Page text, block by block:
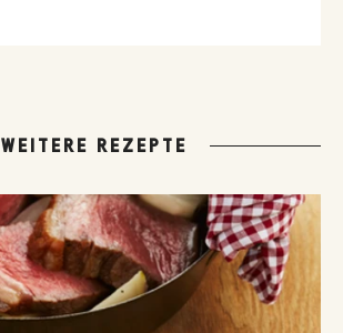
WEITERE REZEPTE